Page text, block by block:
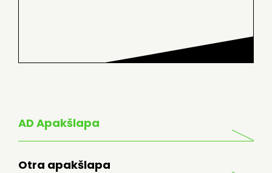
AD Apakšlapa
Otra apakšlapa